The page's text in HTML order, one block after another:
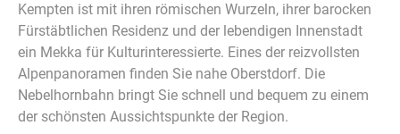
Kempten ist mit ihren römischen Wurzeln, ihrer barocken
Fürstäbtlichen Residenz und der lebendigen Innenstadt
ein Mekka für Kulturinteressierte. Eines der reizvollsten
Alpenpanoramen finden Sie nahe Oberstdorf. Die
Nebelhornbahn bringt Sie schnell und bequem zu einem
der schönsten Aussichtspunkte der Region.